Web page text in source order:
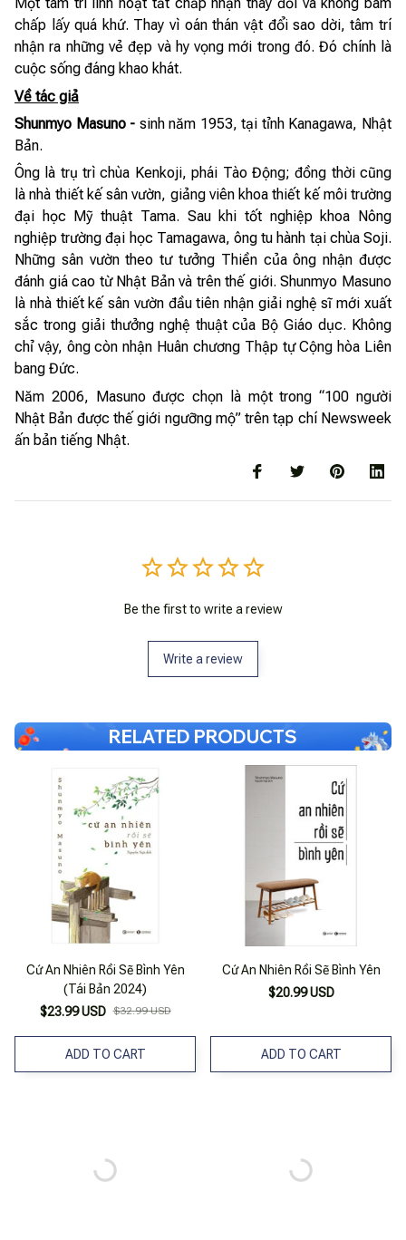
chấp lấy quá khứ. Thay vì oán thán vật đổi sao dời, tâm trí
nhận ra những vẻ đẹp và hy vọng mới trong đó. Đó chính là
cuộc sống đáng khao khát.
Về tác giả
Shunmyo Masuno - sinh năm 1953, tại tỉnh Kanagawa, Nhật
Bản.
Ông là trụ trì chùa Kenkoji, phái Tào Động; đồng thời cũng
là nhà thiết kế sân vườn, giảng viên khoa thiết kế môi trường
đại học Mỹ thuật Tama. Sau khi tốt nghiệp khoa Nông
nghiệp trường đại học Tamagawa, ông tu hành tại chùa Soji.
Những sân vườn theo tư tưởng Thiền của ông nhận được
đánh giá cao từ Nhật Bản và trên thế giới. Shunmyo Masuno
là nhà thiết kế sân vườn đầu tiên nhận giải nghệ sĩ mới xuất
sắc trong giải thưởng nghệ thuật của Bộ Giáo dục. Không
chỉ vậy, ông còn nhận Huân chương Thập tự Cộng hòa Liên
bang Đức.
Năm 2006, Masuno được chọn là một trong “100 người
Nhật Bản được thế giới ngưỡng mộ” trên tạp chí Newsweek
ấn bản tiếng Nhật.
Be the first to write a review
Write a review
RELATED PRODUCTS
Cứ An Nhiên Rồi Sẽ Bình Yên
(Tái Bản 2024)
$23.99 USD $32.99 USD
ADD TO CART
Cứ An Nhiên Rồi Sẽ Bình Yên
$20.99 USD
ADD TO CART